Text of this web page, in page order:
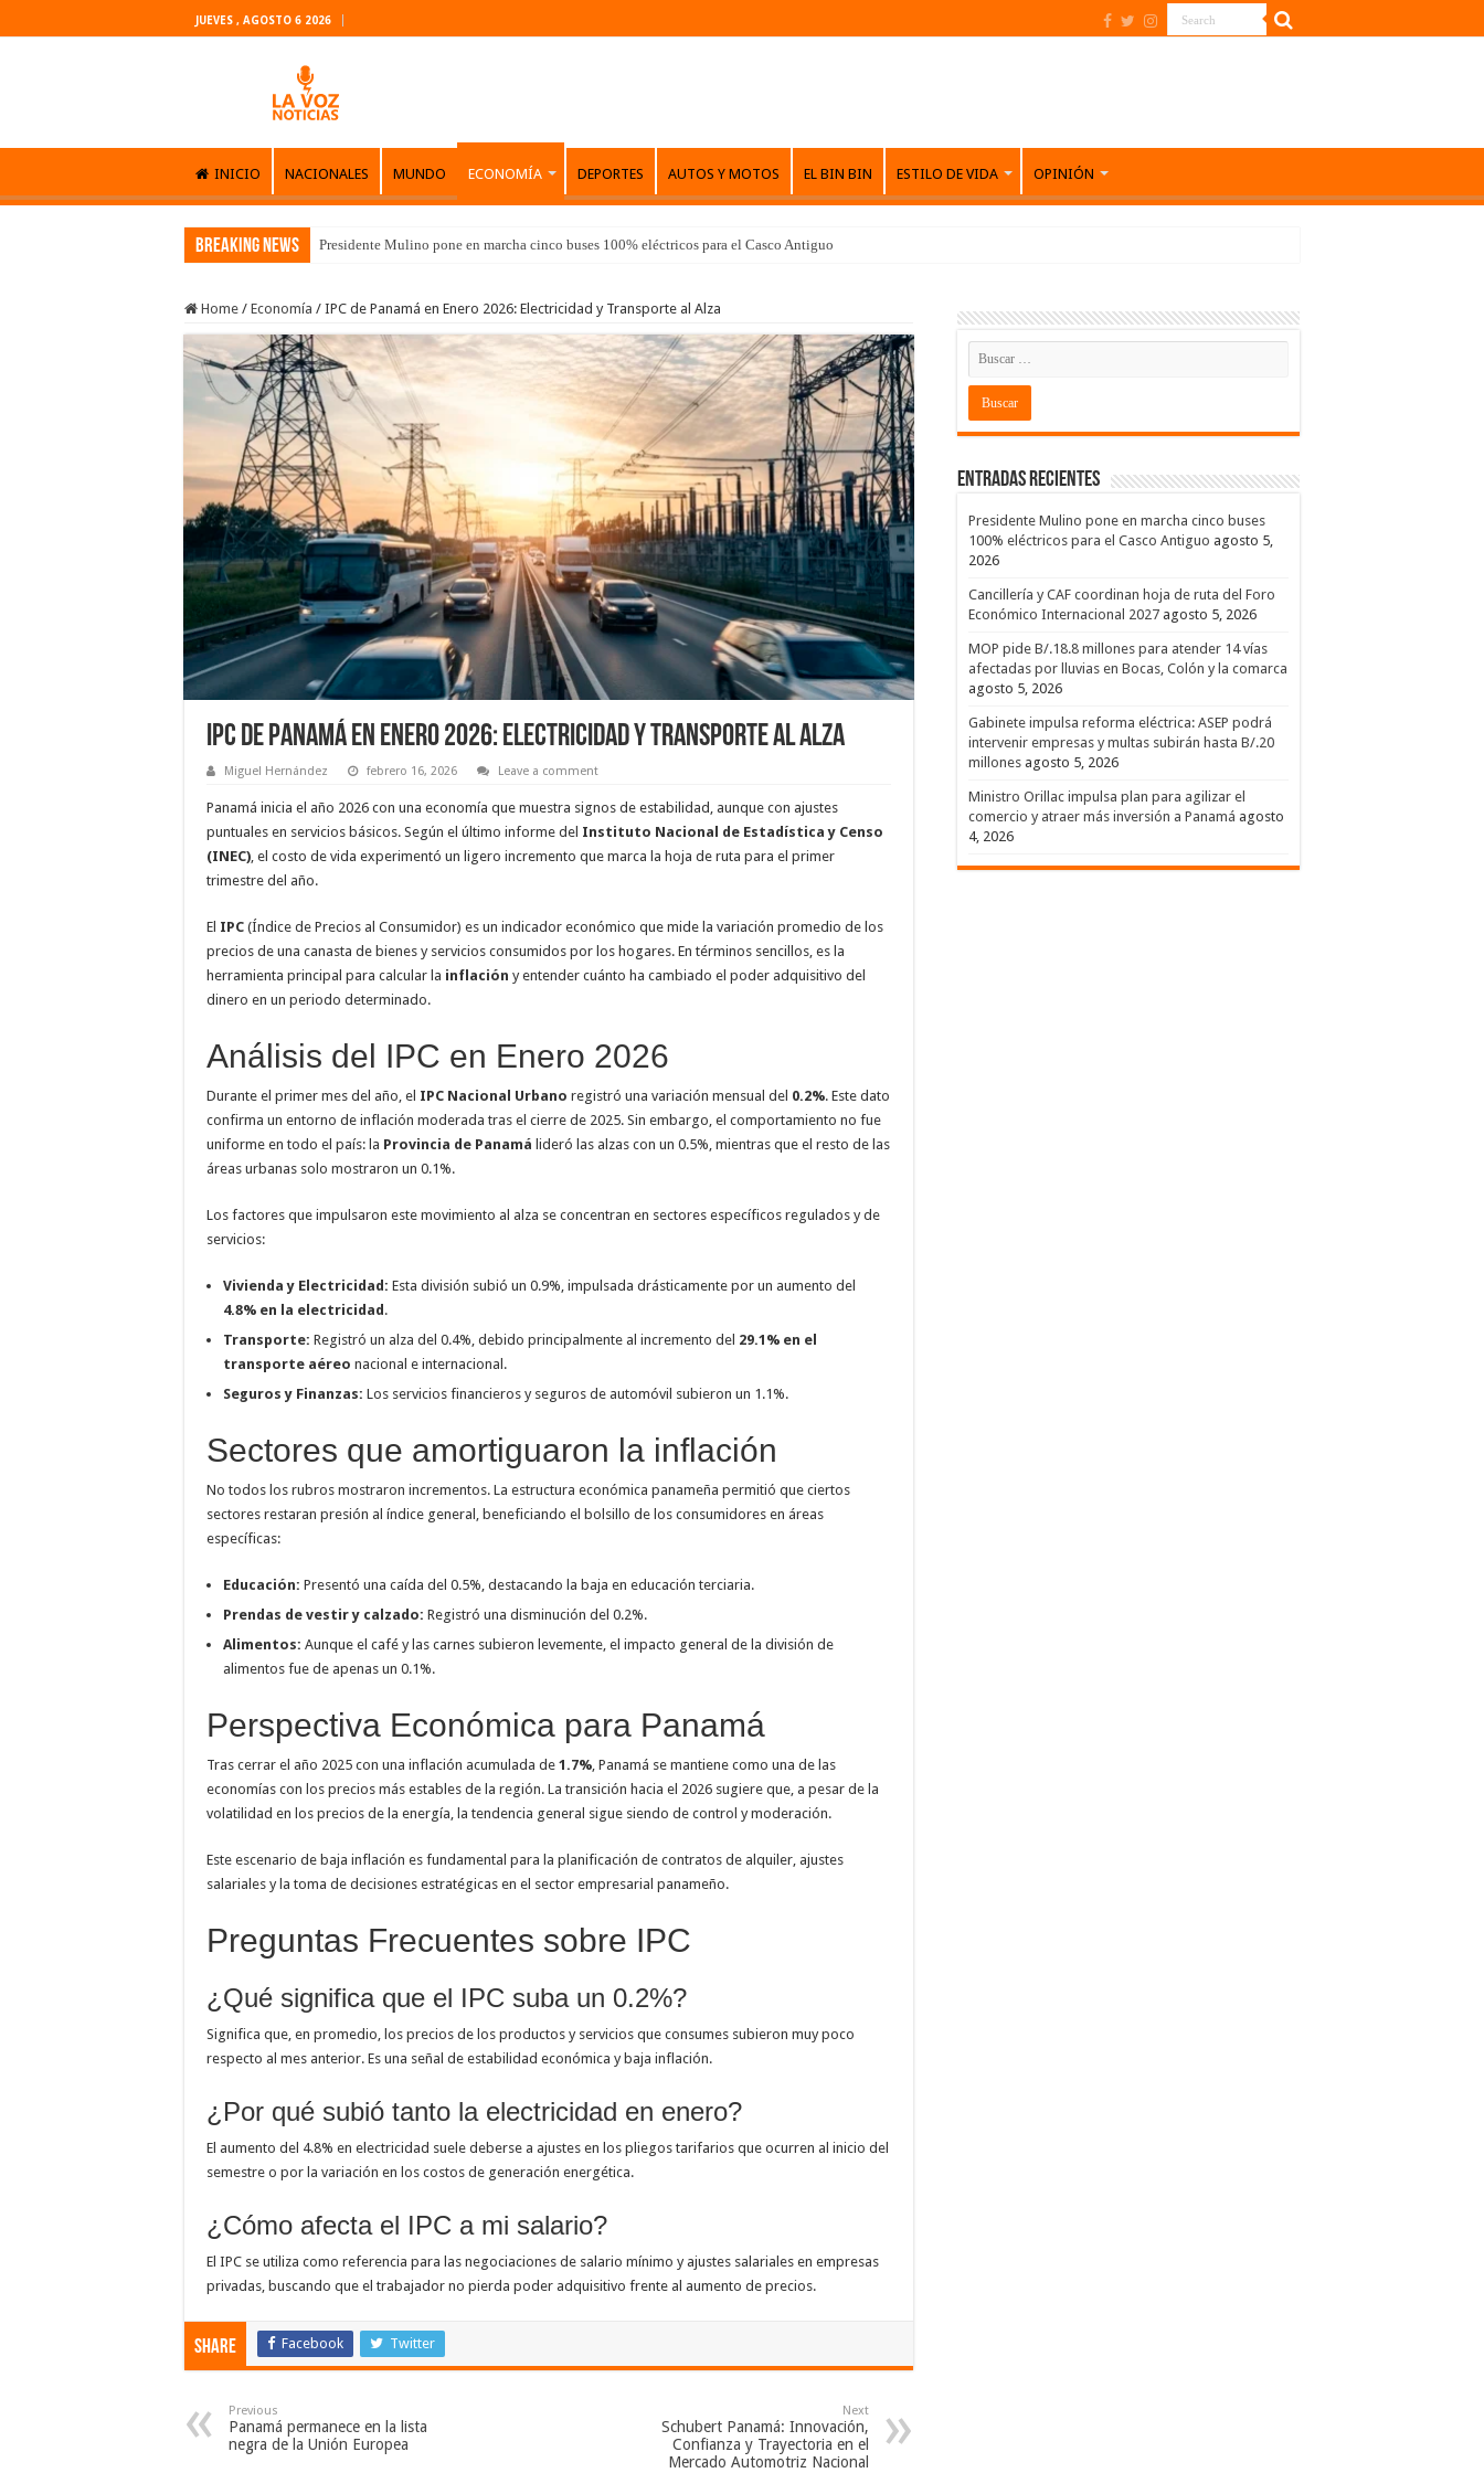
JUEVES , AGOSTO 6 2026
INICIO NACIONALES MUNDO ECONOMÍA DEPORTES AUTOS Y MOTOS EL BIN BIN ESTILO DE VIDA OPINIÓN
Breaking News Presidente Mulino pone en marcha cinco buses 100% eléctricos para el Casco Antiguo
Home / Economía / IPC de Panamá en Enero 2026: Electricidad y Transporte al Alza
IPC de Panamá en Enero 2026: Electricidad y Transporte al Alza
Miguel Hernández febrero 16, 2026 Leave a comment
Panamá inicia el año 2026 con una economía que muestra signos de estabilidad, aunque con ajustes
puntuales en servicios básicos. Según el último informe del Instituto Nacional de Estadística y Censo
(INEC), el costo de vida experimentó un ligero incremento que marca la hoja de ruta para el primer
trimestre del año.
El IPC (Índice de Precios al Consumidor) es un indicador económico que mide la variación promedio de los
precios de una canasta de bienes y servicios consumidos por los hogares. En términos sencillos, es la
herramienta principal para calcular la inflación y entender cuánto ha cambiado el poder adquisitivo del
dinero en un periodo determinado.
Análisis del IPC en Enero 2026
Durante el primer mes del año, el IPC Nacional Urbano registró una variación mensual del 0.2%. Este dato
confirma un entorno de inflación moderada tras el cierre de 2025. Sin embargo, el comportamiento no fue
uniforme en todo el país: la Provincia de Panamá lideró las alzas con un 0.5%, mientras que el resto de las
áreas urbanas solo mostraron un 0.1%.
Los factores que impulsaron este movimiento al alza se concentran en sectores específicos regulados y de
servicios:
Vivienda y Electricidad: Esta división subió un 0.9%, impulsada drásticamente por un aumento del
4.8% en la electricidad .
Transporte: Registró un alza del 0.4%, debido principalmente al incremento del 29.1% en el
transporte aéreo nacional e internacional.
Seguros y Finanzas: Los servicios financieros y seguros de automóvil subieron un 1.1%.
Sectores que amortiguaron la inflación
No todos los rubros mostraron incrementos. La estructura económica panameña permitió que ciertos
sectores restaran presión al índice general, beneficiando el bolsillo de los consumidores en áreas
específicas:
Educación: Presentó una caída del 0.5%, destacando la baja en educación terciaria.
Prendas de vestir y calzado: Registró una disminución del 0.2%.
Alimentos: Aunque el café y las carnes subieron levemente, el impacto general de la división de
alimentos fue de apenas un 0.1%.
Perspectiva Económica para Panamá
Tras cerrar el año 2025 con una inflación acumulada de 1.7%, Panamá se mantiene como una de las
economías con los precios más estables de la región. La transición hacia el 2026 sugiere que, a pesar de la
volatilidad en los precios de la energía, la tendencia general sigue siendo de control y moderación.
Este escenario de baja inflación es fundamental para la planificación de contratos de alquiler, ajustes
salariales y la toma de decisiones estratégicas en el sector empresarial panameño.
Preguntas Frecuentes sobre IPC
¿Qué significa que el IPC suba un 0.2%?
Significa que, en promedio, los precios de los productos y servicios que consumes subieron muy poco
respecto al mes anterior. Es una señal de estabilidad económica y baja inflación.
¿Por qué subió tanto la electricidad en enero?
El aumento del 4.8% en electricidad suele deberse a ajustes en los pliegos tarifarios que ocurren al inicio del
semestre o por la variación en los costos de generación energética.
¿Cómo afecta el IPC a mi salario?
El IPC se utiliza como referencia para las negociaciones de salario mínimo y ajustes salariales en empresas
privadas, buscando que el trabajador no pierda poder adquisitivo frente al aumento de precios.
Share Facebook Twitter
Previous
Panamá permanece en la lista
negra de la Unión Europea
Next
Schubert Panamá: Innovación,
Confianza y Trayectoria en el
Mercado Automotriz Nacional
Entradas recientes
Presidente Mulino pone en marcha cinco buses
100% eléctricos para el Casco Antiguo agosto 5,
2026
Cancillería y CAF coordinan hoja de ruta del Foro
Económico Internacional 2027 agosto 5, 2026
MOP pide B/.18.8 millones para atender 14 vías
afectadas por lluvias en Bocas, Colón y la comarca
agosto 5, 2026
Gabinete impulsa reforma eléctrica: ASEP podrá
intervenir empresas y multas subirán hasta B/.20
millones agosto 5, 2026
Ministro Orillac impulsa plan para agilizar el
comercio y atraer más inversión a Panamá agosto
4, 2026